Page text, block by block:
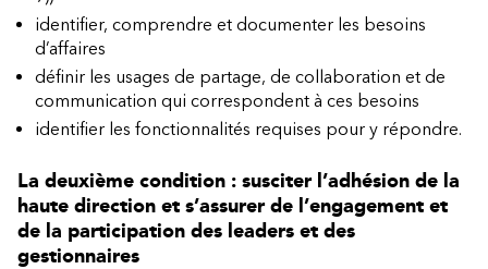
identifier, comprendre et documenter les besoins
d’affaires
définir les usages de partage, de collaboration et de
communication qui correspondent à ces besoins
identifier les fonctionnalités requises pour y répondre.
La deuxième condition : susciter l’adhésion de la
haute direction et s’assurer de l’engagement et
de la participation des leaders et des
gestionnaires